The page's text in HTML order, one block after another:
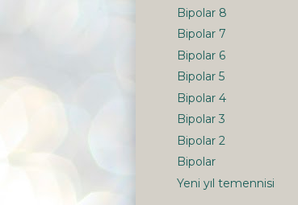
Bipolar 8
Bipolar 7
Bipolar 6
Bipolar 5
Bipolar 4
Bipolar 3
Bipolar 2
Bipolar
Yeni yıl temennisi